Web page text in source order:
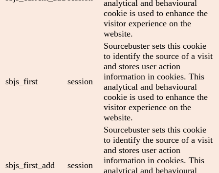
analytical and behavioural
cookie is used to enhance the
visitor experience on the
website.
sbjs_first session
Sourcebuster sets this cookie
to identify the source of a visit
and stores user action
information in cookies. This
analytical and behavioural
cookie is used to enhance the
visitor experience on the
website.
sbjs_first_add session
Sourcebuster sets this cookie
to identify the source of a visit
and stores user action
information in cookies. This
analytical and behavioural